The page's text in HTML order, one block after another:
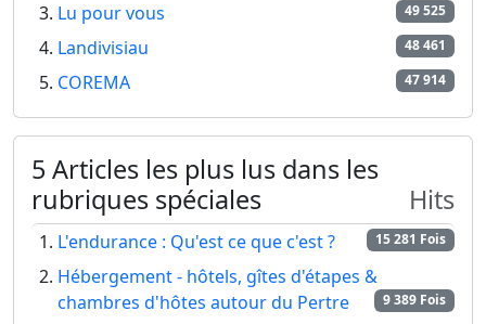
Lu pour vous 49 525
Landivisiau 48 461
COREMA 47 914
5 Articles les plus lus dans les
rubriques spéciales
Hits
L'endurance : Qu'est ce que c'est ? 15 281 Fois
Hébergement - hôtels, gîtes d'étapes &
chambres d'hôtes autour du Pertre
9 389 Fois